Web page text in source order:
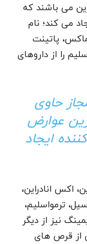
می باشند که
می کند؛ نام
پاتینت
را از داروهای
حاوی
عوارض
ایجاد
اکس انادراین،
ترمواسلیم،
نیز از دیگر
از قرص های